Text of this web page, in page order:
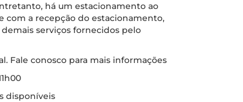
há um estacionamento ao
com a recepção do estacionamento,
serviços fornecidos pelo
Fale conosco para mais informações
disponíveis